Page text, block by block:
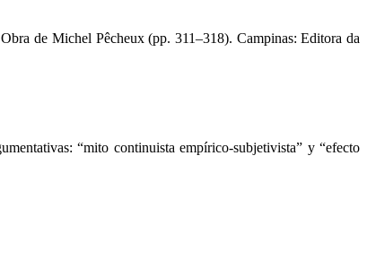
de Michel Pêcheux (pp. 311–318). Campinas: Editora da
“mito continuista empírico-subjetivista” y “efecto